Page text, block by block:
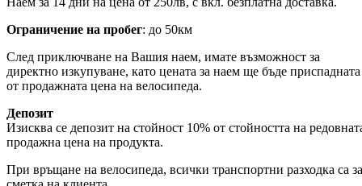
Ограничение на пробег: до 50км
След приключване на Вашия наем, имате възможност за
директно изкупуване, като цената за наем ще бъде приспадната
от продажната цена на велосипеда.
Депозит
Изисква се депозит на стойност 10% от стойността на
продажна цена на продукта.
При връщане на велосипеда, всички транспортни разходка са за